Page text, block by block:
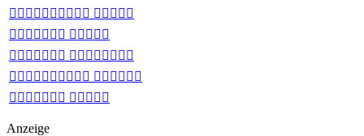
 
 
 
 
 
Anzeige